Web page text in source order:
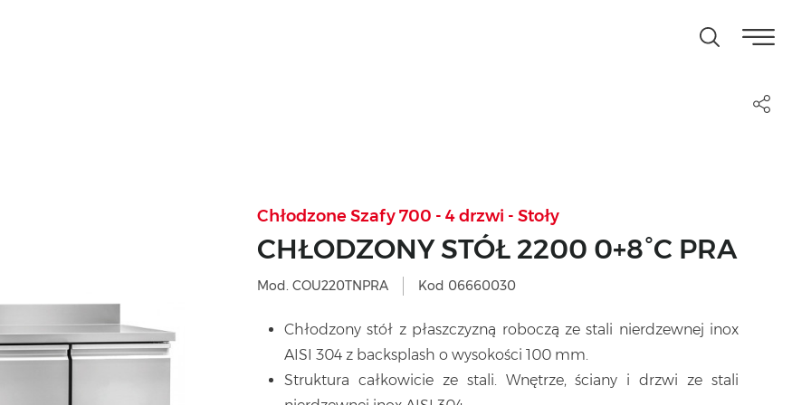
Chłodzone Szafy 700 - 4 drzwi - Stoły
CHŁODZONY STÓŁ 2200 0+8°C PRA
Mod. COU220TNPRA Kod 06660030
Chłodzony stół z płaszczyzną roboczą ze stali nierdzewnej inox
AISI 304 z backsplash o wysokości 100 mm.
Struktura całkowicie ze stali. Wnętrze, ściany i drzwi ze stali